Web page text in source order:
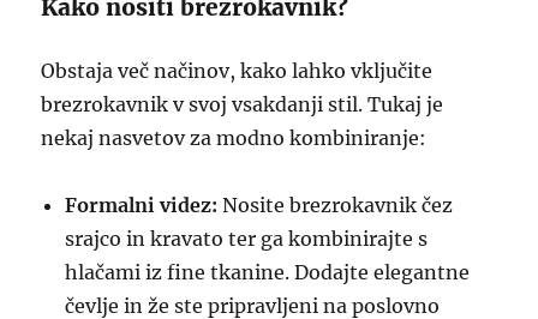
Kako nositi brezrokavnik?
Obstaja več načinov, kako lahko vključite
brezrokavnik v svoj vsakdanji stil. Tukaj je
nekaj nasvetov za modno kombiniranje:
Formalni videz: Nosite brezrokavnik čez
srajco in kravato ter ga kombinirajte s
hlačami iz fine tkanine. Dodajte elegantne
čevlje in že ste pripravljeni na poslovno